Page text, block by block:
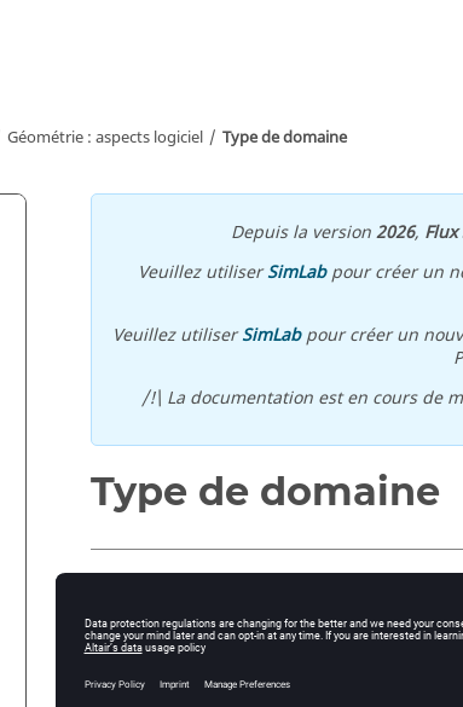
Géométrie : aspects logiciel Type de domaine
Depuis la version2026, Flux
Veuillez utiliserSimLabpour créer un
Veuillez utiliserSimLabpour créer un
/!\ La documentation est en cours de
Type de domaine
Les connaissances générales :
Domaine d'étude : généralités